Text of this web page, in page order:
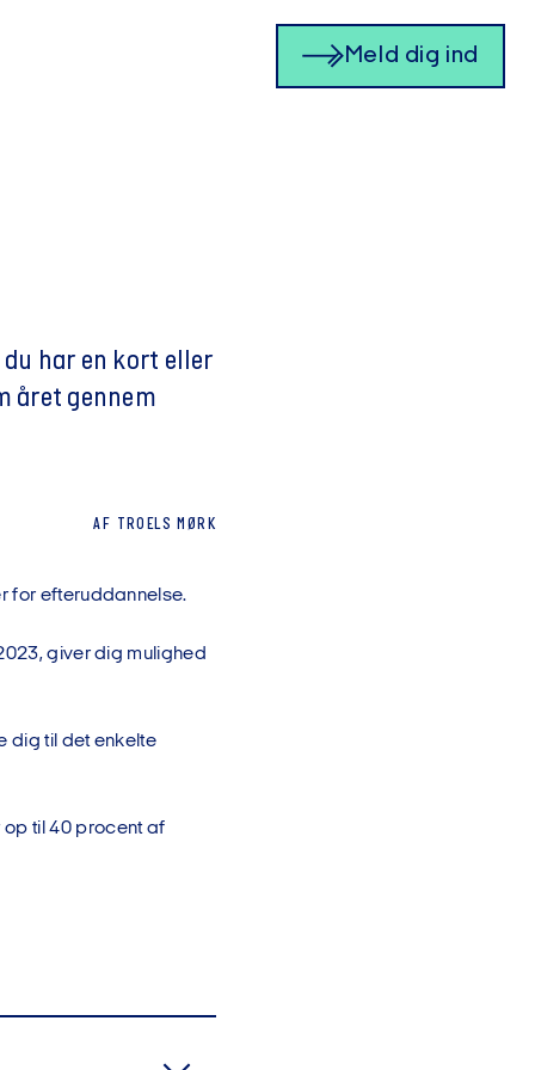
Meld dig ind
har en kort eller
året gennem
AF TROELSMØRK
for efteruddannelse.
giver dig mulighed
dig til det enkelte
til 40 procent af